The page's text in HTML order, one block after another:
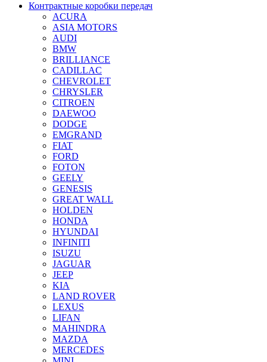
Контрактные коробки передач
ACURA
ASIA MOTORS
AUDI
BMW
BRILLIANCE
CADILLAC
CHEVROLET
CHRYSLER
CITROEN
DAEWOO
DODGE
EMGRAND
FIAT
FORD
FOTON
GEELY
GENESIS
GREAT WALL
HOLDEN
HONDA
HYUNDAI
INFINITI
ISUZU
JAGUAR
JEEP
KIA
LAND ROVER
LEXUS
LIFAN
MAHINDRA
MAZDA
MERCEDES